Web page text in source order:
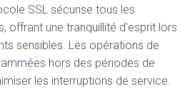
SSL sécurise tous les
offrant une tranquillité d'esprit lors
sensibles. Les opérations de
hors des périodes de
les interruptions de service.